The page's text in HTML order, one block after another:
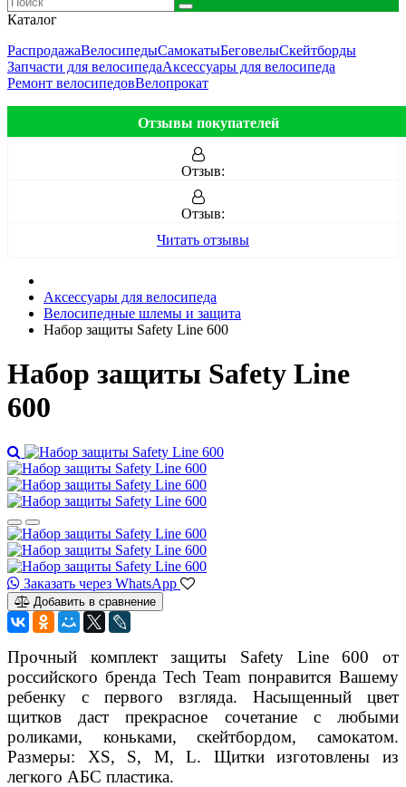
Каталог
РаспродажаВелосипедыСамокатыБеговелыСкейтборды
Запчасти для велосипедаАксессуары для велосипеда
Ремонт велосипедовВелопрокат
Отзывы покупателей
Отзыв:
Отзыв:
Читать отзывы
Аксессуары для велосипеда
Велосипедные шлемы и защита
Набор защиты Safety Line 600
Набор защиты Safety Line
600
Заказать через WhatsApp
Добавить в сравнение
Прочный комплект защиты Safety Line 600 от
российского бренда Tech Team понравится Вашему
ребенку с первого взгляда. Насыщенный цвет
щитков даст прекрасное сочетание с любыми
роликами, коньками, скейтбордом, самокатом.
Размеры: XS, S, M, L. Щитки изготовлены из
легкого АБС пластика.